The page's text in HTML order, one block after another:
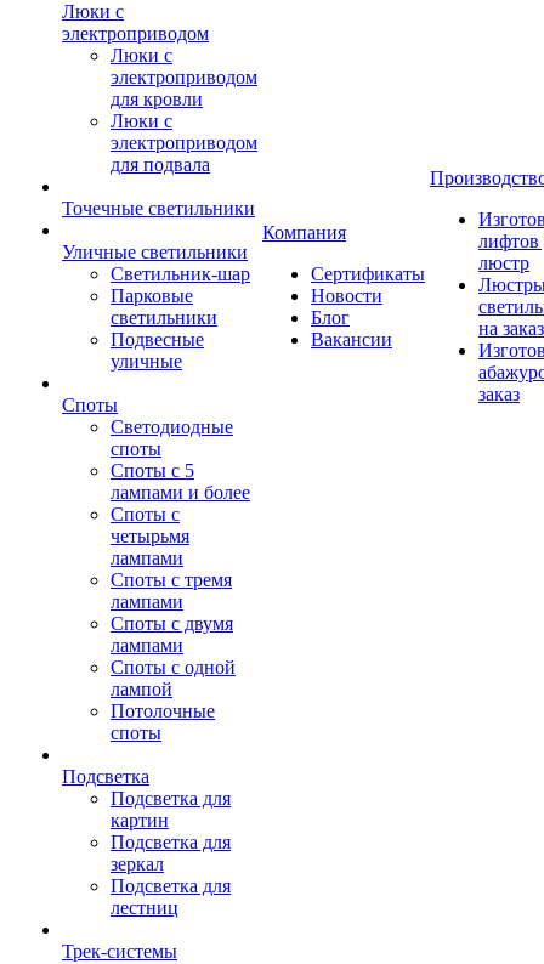
Люки с
электроприводом
Люки с
электроприводом
для кровли
Люки с
электроприводом
для подвала
Точечные светильники
Уличные светильники
Светильник-шар
Парковые
светильники
Подвесные
уличные
Споты
Светодиодные
споты
Споты с 5
лампами и более
Споты с
четырьмя
лампами
Споты с тремя
лампами
Споты с двумя
лампами
Споты с одной
лампой
Потолочные
споты
Подсветка
Подсветка для
картин
Подсветка для
зеркал
Подсветка для
лестниц
Трек-системы
Компания
Сертификаты
Новости
Блог
Вакансии
лифтов
люстр
на заказ
заказ